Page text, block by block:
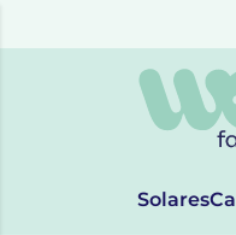
Solares